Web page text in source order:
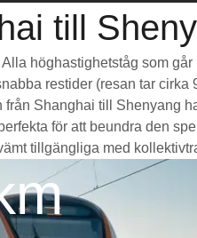
till
höghastighetståg som
restider (resan tar
Shanghai till Shenyang
för att beundra den
tillgängliga med